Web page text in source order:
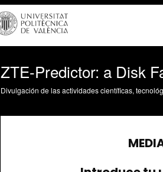
ZTE-Predictor: a Disk
Divulgación de las actividades científicas,